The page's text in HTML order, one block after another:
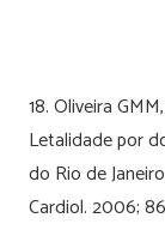
18. Oliveira
Letalidade por
do Rio de
Cardiol. 2006; 86